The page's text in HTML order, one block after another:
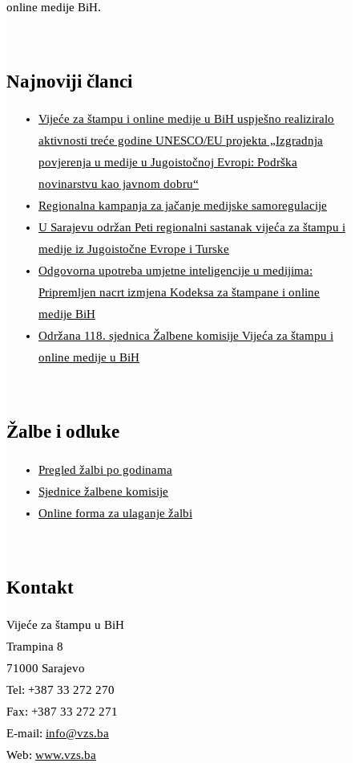
online medije BiH.
Najnoviji članci
Vijeće za štampu i online medije u BiH uspješno realiziralo
aktivnosti treće godine UNESCO/EU projekta „Izgradnja
povjerenja u medije u Jugoistočnoj Evropi: Podrška
novinarstvu kao javnom dobru“
Regionalna kampanja za jačanje medijske samoregulacije
U Sarajevu održan Peti regionalni sastanak vijeća za štampu i
medije iz Jugoistočne Evrope i Turske
Odgovorna upotreba umjetne inteligencije u medijima:
Pripremljen nacrt izmjena Kodeksa za štampane i online
medije BiH
Održana 118. sjednica Žalbene komisije Vijeća za štampu i
online medije u BiH
Žalbe i odluke
Pregled žalbi po godinama
Sjednice žalbene komisije
Online forma za ulaganje žalbi
Kontakt
Vijeće za štampu u BiH
Trampina 8
71000 Sarajevo
Tel: +387 33 272 270
Fax: +387 33 272 271
E-mail: info@vzs.ba
Web: www.vzs.ba